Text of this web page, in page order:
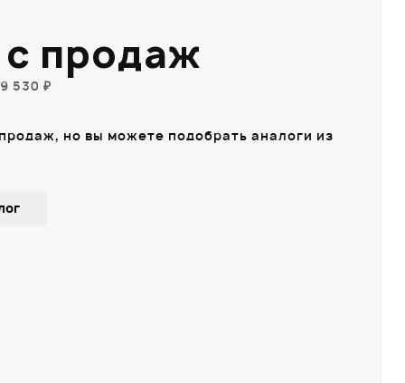
продаж
530 ₽
но вы можете подобрать аналоги из